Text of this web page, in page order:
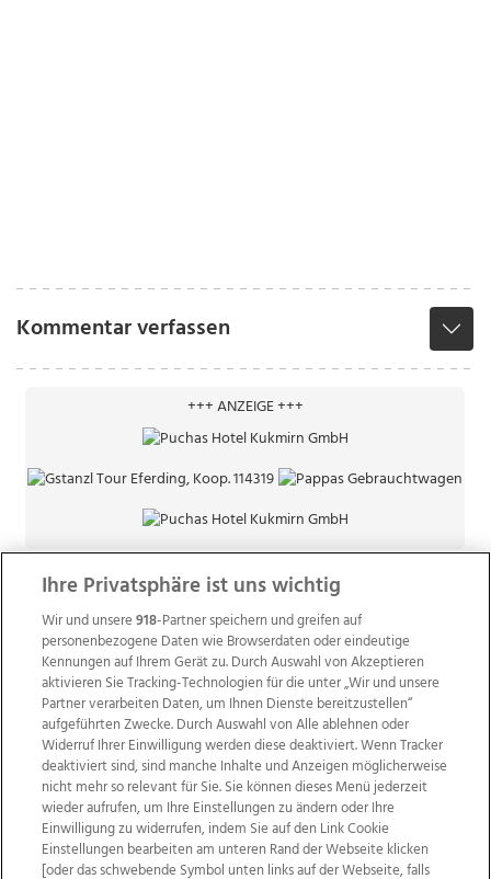
Kommentar verfassen
+++ ANZEIGE +++
Wir über uns Mediadaten Kontakt
Jobs
Ihre Privatsphäre ist uns wichtig
Wir und unsere918-Partner speichern und greifen auf
personenbezogene Daten wie Browserdaten oder eindeutige
Kennungen auf Ihrem Gerät zu. Durch Auswahl von Akzeptieren
aktivieren Sie Tracking-Technologien für die unter „Wir und unsere
Partner verarbeiten Daten, um Ihnen Dienste bereitzustellen“
aufgeführten Zwecke. Durch Auswahl von Alle ablehnen oder
Widerruf Ihrer Einwilligung werden diese deaktiviert. Wenn Tracker
deaktiviert sind, sind manche Inhalte und Anzeigen möglicherweise
nicht mehr so relevant für Sie. Sie können dieses Menü jederzeit
wieder aufrufen, um Ihre Einstellungen zu ändern oder Ihre
Einwilligung zu widerrufen, indem Sie auf den Link Cookie
Einstellungen bearbeiten am unteren Rand der Webseite klicken
[oder das schwebende Symbol unten links auf der Webseite, falls